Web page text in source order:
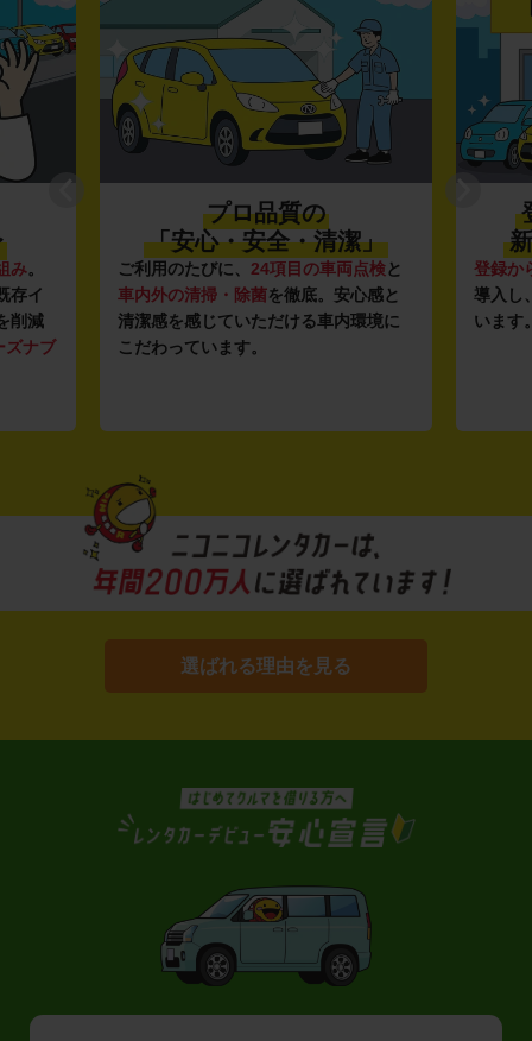
み。
存イ
削減
ズナブ
プロ品質の
「安心・安全・清潔」
ご利用のたびに、 24項目の車両点検と
車内外の清掃・除菌を徹底。安心感と
清潔感を感じていただける車内環境に
こだわっています。
登録か
導入し
います
選ばれる理由を見る